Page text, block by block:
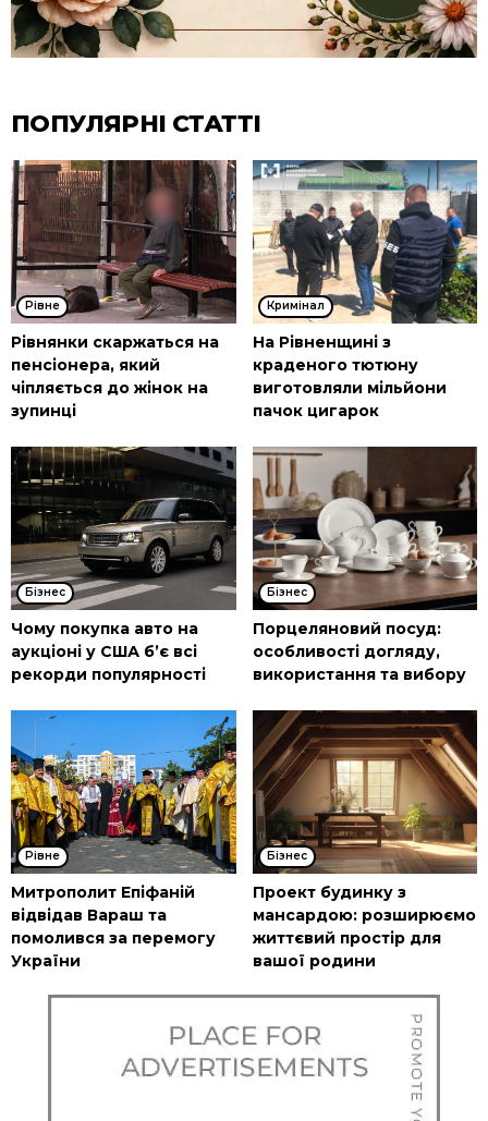
ПОПУЛЯРНІ СТАТТІ
Рівне
Рівнянки скаржаться на
пенсіонера, який
чіпляється до жінок на
зупинці
Кримінал
На Рівненщині з
краденого тютюну
виготовляли мільйони
пачок цигарок
Бізнес
Чому покупка авто на
аукціоні у США б’є всі
рекорди популярності
Бізнес
Порцеляновий посуд:
особливості догляду,
використання та вибору
Рівне
Митрополит Епіфаній
відвідав Вараш та
помолився за перемогу
України
Бізнес
Проект будинку з
мансардою: розширюємо
життєвий простір для
вашої родини